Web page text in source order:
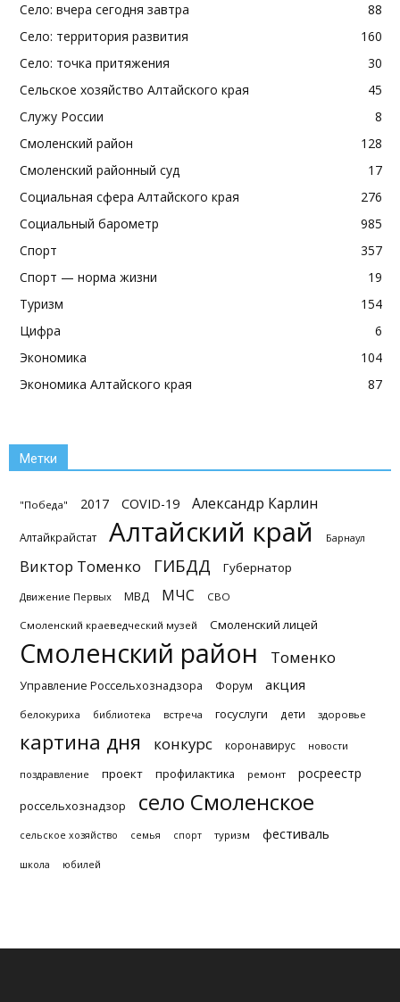
Село: вчера сегодня завтра
88
Село: территория развития
160
Село: точка притяжения
30
Сельское хозяйство Алтайского края
45
Служу России
8
Смоленский район
128
Смоленский районный суд
17
Социальная сфера Алтайского края
276
Социальный барометр
985
Спорт
357
Спорт — норма жизни
19
Туризм
154
Цифра
6
Экономика
104
Экономика Алтайского края
87
Метки
"Победа" 2017 COVID-19 Александр Карлин
Алтайкрайстат Алтайский край Барнаул
Виктор Томенко ГИБДД Губернатор
Движение Первых МВД МЧС СВО
Смоленский краеведческий музей Смоленский лицей
Смоленский район Томенко
Управление Россельхознадзора Форум акция
белокуриха библиотека встреча госуслуги дети здоровье
картина дня конкурс коронавирус новости
поздравление проект профилактика ремонт росреестр
россельхознадзор село Смоленское
сельское хозяйство семья спорт туризм фестиваль
школа юбилей